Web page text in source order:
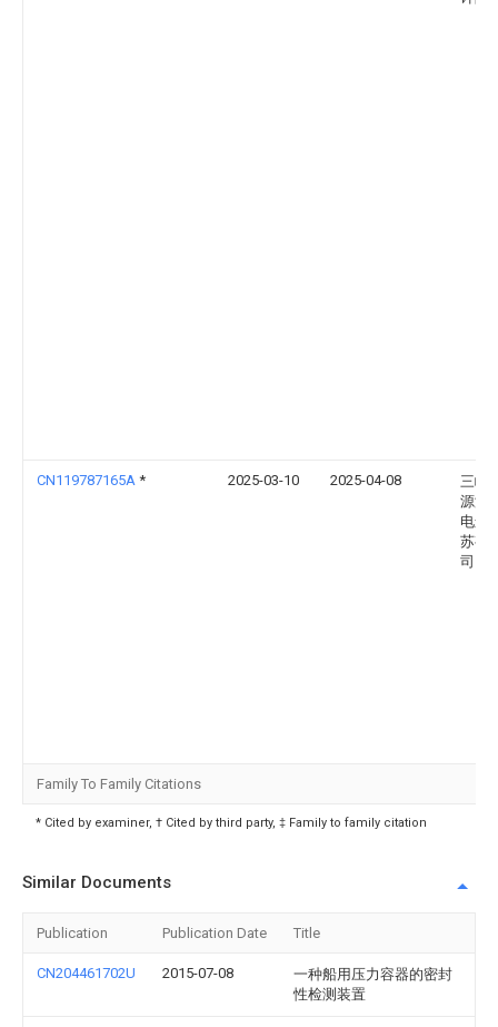
CN119787165A * 2025-03-10 2025-04-08
三峡
源海
电运
苏有
司
Family To Family Citations
* Cited by examiner, † Cited by third party, ‡ Family to family citation
Similar Documents
Publication Publication Date Title
CN204461702U 2015-07-08
一种船用压力容器的密封
性检测装置